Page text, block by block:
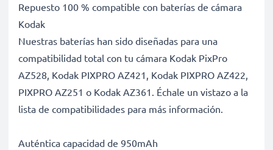
Repuesto 100 % compatible con baterías de cámara
Kodak
Nuestras baterías han sido diseñadas para una
compatibilidad total con tu cámara Kodak PixPro
AZ528, Kodak PIXPRO AZ421, Kodak PIXPRO AZ422,
PIXPRO AZ251 o Kodak AZ361. Échale un vistazo a la
lista de compatibilidades para más información.
Auténtica capacidad de 950mAh